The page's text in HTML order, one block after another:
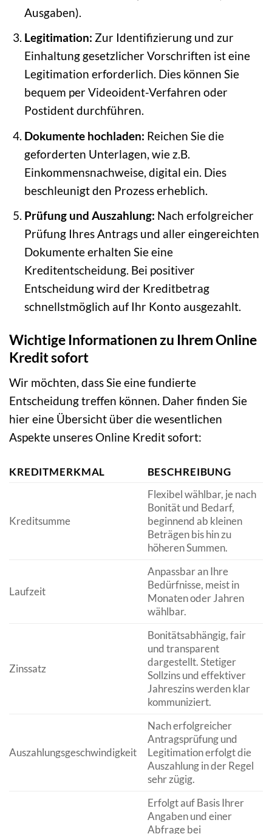
Ausgaben).
Legitimation: Zur Identifizierung und zur
Einhaltung gesetzlicher Vorschriften ist eine
Legitimation erforderlich. Dies können Sie
bequem per Videoident-Verfahren oder
Postident durchführen.
Dokumente hochladen: Reichen Sie die
geforderten Unterlagen, wie z.B.
Einkommensnachweise, digital ein. Dies
beschleunigt den Prozess erheblich.
Prüfung und Auszahlung: Nach erfolgreicher
Prüfung Ihres Antrags und aller eingereichten
Dokumente erhalten Sie eine
Kreditentscheidung. Bei positiver
Entscheidung wird der Kreditbetrag
schnellstmöglich auf Ihr Konto ausgezahlt.
Wichtige Informationen zu Ihrem Online
Kredit sofort
Wir möchten, dass Sie eine fundierte
Entscheidung treffen können. Daher finden Sie
hier eine Übersicht über die wesentlichen
Aspekte unseres Online Kredit sofort:
KREDITMERKMAL BESCHREIBUNG
Kreditsumme
Flexibel wählbar, je nach
Bonität und Bedarf,
beginnend ab kleinen
Beträgen bis hin zu
höheren Summen.
Laufzeit
Anpassbar an Ihre
Bedürfnisse, meist in
Monaten oder Jahren
wählbar.
Zinssatz
Bonitätsabhängig, fair
und transparent
dargestellt. Stetiger
Sollzins und effektiver
Jahreszins werden klar
kommuniziert.
Auszahlungsgeschwindigkeit
Nach erfolgreicher
Antragsprüfung und
Legitimation erfolgt die
Auszahlung in der Regel
sehr zügig.
Erfolgt auf Basis Ihrer
Angaben und einer
Abfrage bei